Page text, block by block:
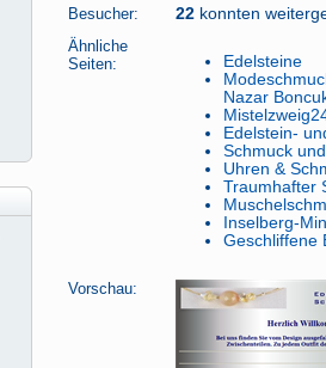
Besucher:
22 konnten
Ähnliche
Seiten:
Edelsteine
Nazar
Edelstein-
Schmuck
Uhren &
Traumhafter
Inselberg-
Geschliffene
Vorschau: